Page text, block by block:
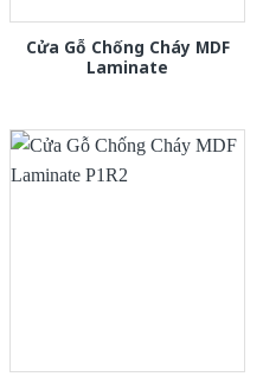
Cửa Gỗ Chống Cháy MDF
Laminate